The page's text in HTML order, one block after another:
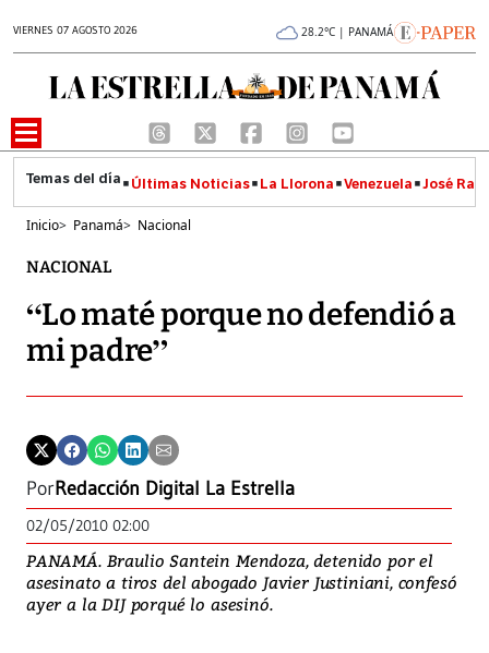
VIERNES 07 AGOSTO 2026 28.2°C | PANAMÁ
Últimas Noticias La Llorona Venezuela José
Inicio> Panamá> Nacional
NACIONAL
“Lo maté porque no defendió a
mi padre”
PorRedacción Digital La Estrella
02/05/2010 02:00
PANAMÁ. Braulio Santein Mendoza, detenido por el
asesinato a tiros del abogado Javier Justiniani, confesó
ayer a la DIJ porqué lo asesinó.